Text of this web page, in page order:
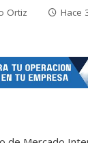
Ortiz Hace